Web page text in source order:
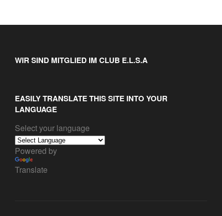
WIR SIND MITGLIED IM CLUB E.L.S.A
EASILY TRANSLATE THIS SITE INTO YOUR
LANGUAGE
Select your language
Powered by
Translate